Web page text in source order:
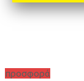
προσφορά